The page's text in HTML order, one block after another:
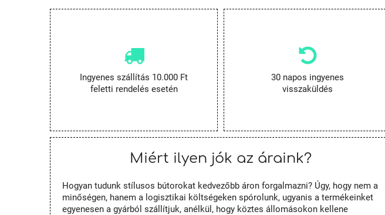
Ingyenes szállítás 10.000 Ft
feletti rendelés esetén
30 napos ingyenes
visszaküldés
Miért ilyen jók az áraink?
Hogyan tudunk stílusos bútorokat kedvezőbb áron forgalmazni? Úgy, hogy nem a
minőségen, hanem a logisztikai költségeken spórolunk, ugyanis a termékeinket
egyenesen a gyárból szállítjuk, anélkül, hogy köztes állomásokon kellene